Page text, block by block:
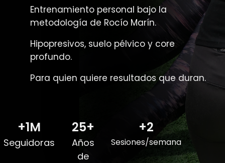
Entrenamiento personal bajo la
metodología de Rocío Marín.
Hipopresivos, suelo pélvico y core
profundo.
Para quien quiere resultados que duran.
+1M
Seguidoras
25+
Años
de
+2
Sesiones/semana